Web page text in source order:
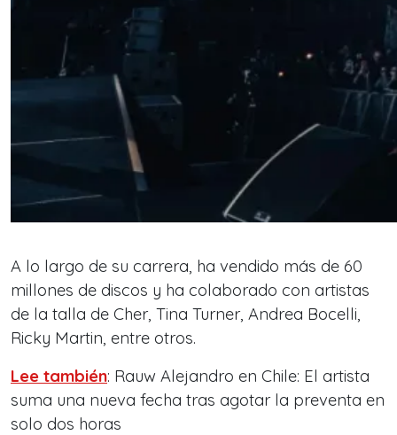
A lo largo de su carrera, ha vendido más de 60
millones de discos y ha colaborado con artistas
de la talla de Cher, Tina Turner, Andrea Bocelli,
Ricky Martin, entre otros.
Lee también: Rauw Alejandro en Chile: El artista
suma una nueva fecha tras agotar la preventa en
solo dos horas